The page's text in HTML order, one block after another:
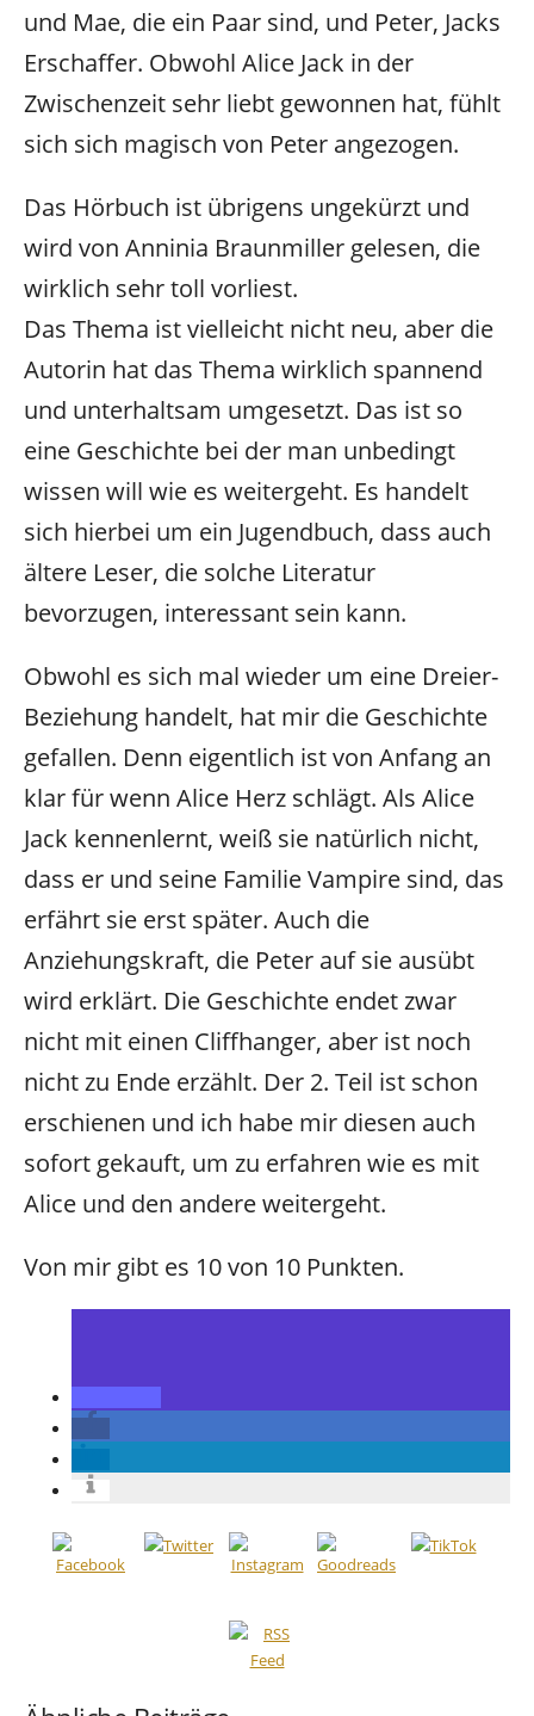
und Mae, die ein Paar sind, und Peter, Jacks
Erschaffer. Obwohl Alice Jack in der
Zwischenzeit sehr liebt gewonnen hat, fühlt
sich sich magisch von Peter angezogen.
Das Hörbuch ist übrigens ungekürzt und
wird von Anninia Braunmiller gelesen, die
wirklich sehr toll vorliest.
Das Thema ist vielleicht nicht neu, aber die
Autorin hat das Thema wirklich spannend
und unterhaltsam umgesetzt. Das ist so
eine Geschichte bei der man unbedingt
wissen will wie es weitergeht. Es handelt
sich hierbei um ein Jugendbuch, dass auch
ältere Leser, die solche Literatur
bevorzugen, interessant sein kann.
Obwohl es sich mal wieder um eine Dreier-
Beziehung handelt, hat mir die Geschichte
gefallen. Denn eigentlich ist von Anfang an
klar für wenn Alice Herz schlägt. Als Alice
Jack kennenlernt, weiß sie natürlich nicht,
dass er und seine Familie Vampire sind, das
erfährt sie erst später. Auch die
Anziehungskraft, die Peter auf sie ausübt
wird erklärt. Die Geschichte endet zwar
nicht mit einen Cliffhanger, aber ist noch
nicht zu Ende erzählt. Der 2. Teil ist schon
erschienen und ich habe mir diesen auch
sofort gekauft, um zu erfahren wie es mit
Alice und den andere weitergeht.
Von mir gibt es 10 von 10 Punkten.